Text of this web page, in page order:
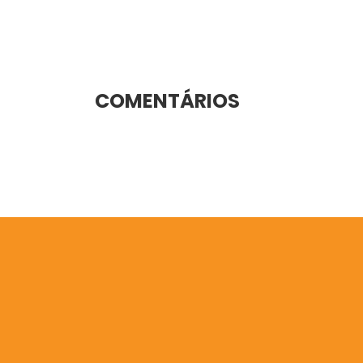
COMENTÁRIOS